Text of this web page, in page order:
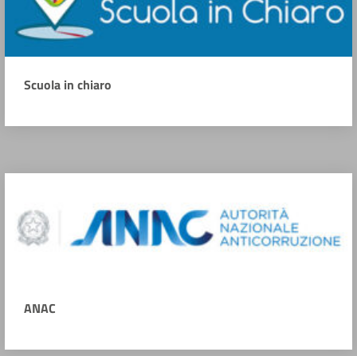
Scuola in chiaro
ANAC